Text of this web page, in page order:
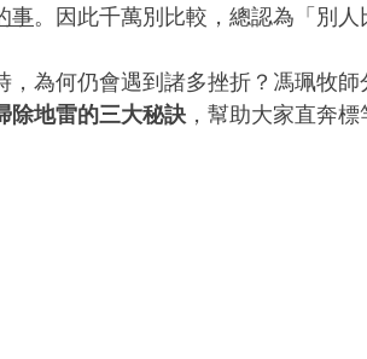
事。因此千萬別比較，總認為「別人
，為何仍會遇到諸多挫折？馮珮牧師
除地雷的三大秘訣 ，幫助大家直奔